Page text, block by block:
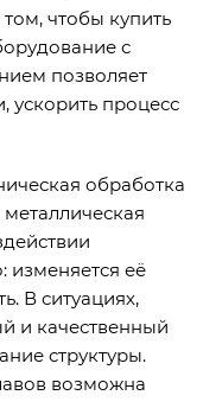
чтобы купить
с
позволяет
ускорить процесс
обработка
изменяется её
В ситуациях,
и качественный
структуры.
возможна